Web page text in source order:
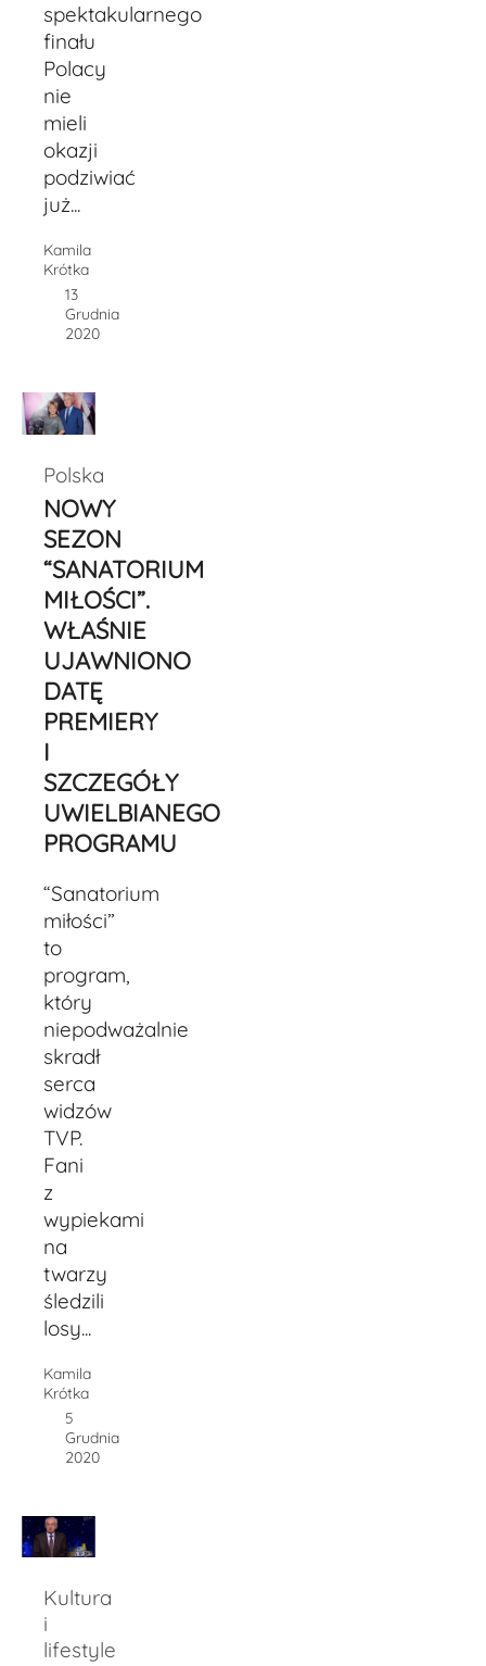
spektakularnego
finału
Polacy
nie
mieli
okazji
podziwiać
już...
Kamila
Krótka
13
Grudnia
2020
Polska
NOWY
SEZON
“SANATORIUM
MIŁOŚCI”.
WŁAŚNIE
UJAWNIONO
DATĘ
PREMIERY
I
SZCZEGÓŁY
UWIELBIANEGO
PROGRAMU
“Sanatorium
miłości”
to
program,
który
niepodważalnie
skradł
serca
widzów
TVP.
Fani
z
wypiekami
na
twarzy
śledzili
losy...
Kamila
Krótka
5
Grudnia
2020
Kultura
i
lifestyle